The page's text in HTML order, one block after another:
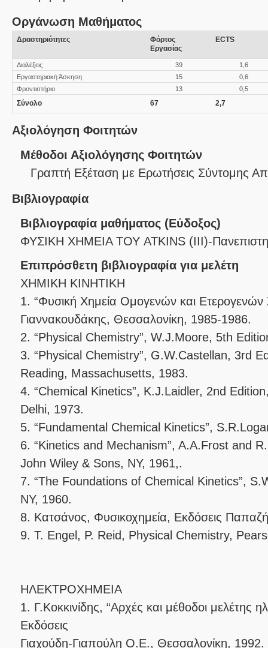
Οργάνωση Μαθήματος
Δραστηριότητες
Φόρτος
Εργασίας
ECTS
Διαλέξεις 39
1,6
Εργαστηριακή Άσκηση
15
0,6
Φροντιστήριο
13 0,5
Σύνολο 67 2,7
Αξιολόγηση Φοιτητών
Μέθοδοι Αξιολόγησης Φοιτητών
Γραπτή Εξέταση με Ερωτήσεις Σύντομης
Βιβλιογραφία
Βιβλιογραφία μαθήματος (Εύδοξος)
ΦΥΣΙΚΗ ΧΗΜΕΙΑ ΤΟΥ ATKINS (III)-
Επιπρόσθετη βιβλιογραφία για μελέτη
XHMIKH KINHTIKH
1. “Φυσική Χημεία Ομογενών και
Γιαννακουδάκης, Θεσσαλονίκη, 1985-1986.
2. “Physical Chemistry”, W.J.Moore, 5th
3. “Physical Chemistry”, G.W.Castellan, 3rd
Reading, Massachusetts, 1983.
4. “Chemical Kinetics”, K.J.Laidler, 2nd
Delhi, 1973.
5. “Fundamental Chemical Kinetics”,
6. “Kinetics and Mechanism”, A.A.Frost and
John Wiley & Sons, NY, 1961,.
7. “The Foundations of Chemical Kinetics”,
NY, 1960.
8. Κατσάνος, Φυσικοχημεία, Εκδόσεις
9. T. Engel, P. Reid, Physical Chemistry,
ΗΛΕΚΤΡΟΧΗΜΕΙΑ
1. Γ.Κοκκινίδης, “Αρχές και μέθοδοι μελέτης
Eκδόσεις
Γιαχούδη-Γιαπούλη Ο.Ε., Θεσσαλονίκη, 1992.